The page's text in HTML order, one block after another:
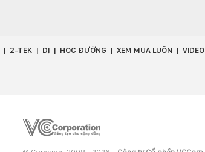
2-TEK DỊ HỌC ĐƯỜNG XEM MUA LUÔN VIDEO